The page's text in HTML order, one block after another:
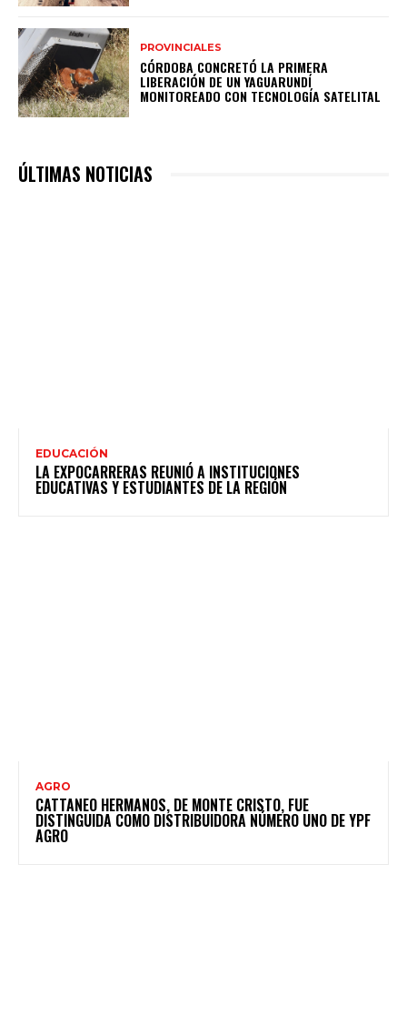
PROVINCIALES
CÓRDOBA CONCRETÓ LA PRIMERA
LIBERACIÓN DE UN YAGUARUNDÍ
MONITOREADO CON TECNOLOGÍA SATELITAL
ÚLTIMAS NOTICIAS
EDUCACIÓN
LA EXPOCARRERAS REUNIÓ A INSTITUCIONES
EDUCATIVAS Y ESTUDIANTES DE LA REGIÓN
AGRO
CATTANEO HERMANOS, DE MONTE CRISTO, FUE
DISTINGUIDA COMO DISTRIBUIDORA NÚMERO UNO DE YPF
AGRO